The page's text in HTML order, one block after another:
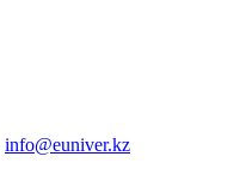
info@euniver.kz